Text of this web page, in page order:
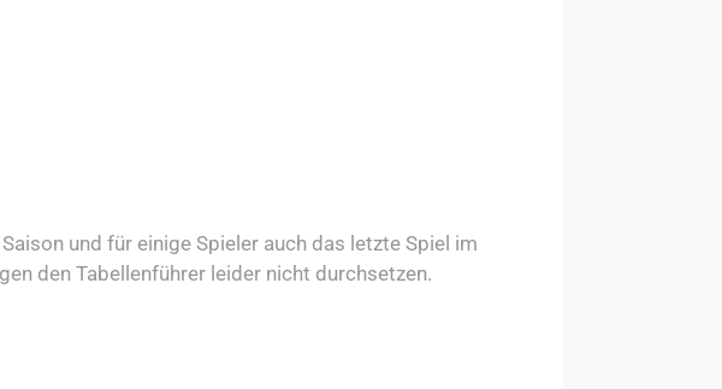
und für einige Spieler auch das letzte Spiel im
den Tabellenführer leider nicht durchsetzen.